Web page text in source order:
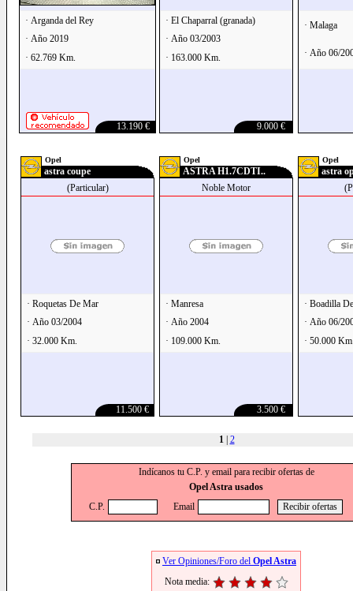
· Arganda del Rey
· Año 2019
· 62.769 Km.
13.190 €
· El Chaparral (granada)
· Año 03/2003
· 163.000 Km.
9.000 €
· Malaga
· Año 06/
Opel
astra coupe
(Particular)
· Roquetas De Mar
· Año 03/2004
· 32.000 Km.
11.500 €
Opel
ASTRA H1.7CDTI..
Noble Motor
· Manresa
· Año 2004
· 109.000 Km.
3.500 €
Opel
astra
· Boadilla
· Año 06/
· 50.000
1| 2
Indícanos tu C.P. y email para recibir ofertas de
Opel Astra usados
C.P.
Email
Ver Opiniones/Foro del Opel Astra
Nota media: